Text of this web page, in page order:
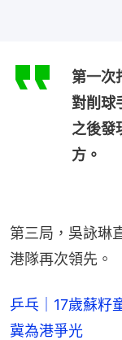
第一次
對削球
之後發
方。
第三局，吳詠琳
港隊再次領先。
乒乓｜17歲蘇籽
冀為港爭光